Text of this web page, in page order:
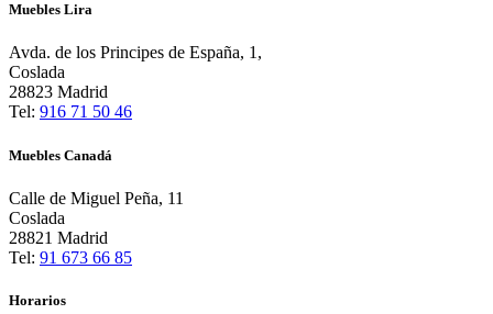
Muebles Lira
Avda. de los Principes de España, 1,
Coslada
28823 Madrid
Tel: 916 71 50 46
Muebles Canadá
Calle de Miguel Peña, 11
Coslada
28821 Madrid
Tel: 91 673 66 85
Horarios